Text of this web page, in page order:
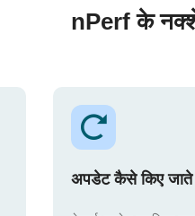
nPerf के
अपडेट कैसे किए जाते